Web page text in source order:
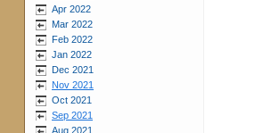
Apr 2022
Mar 2022
Feb 2022
Jan 2022
Dec 2021
Nov 2021
Oct 2021
Sep 2021
Aug 2021